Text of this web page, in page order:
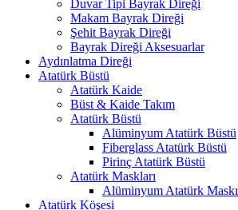
Duvar Tipi Bayrak Direği
Makam Bayrak Direği
Şehit Bayrak Direği
Bayrak Direği Aksesuarlar
Aydınlatma Direği
Atatürk Büstü
Atatürk Kaide
Büst & Kaide Takım
Atatürk Büstü
Alüminyum Atatürk Büstü
Fiberglass Atatürk Büstü
Pirinç Atatürk Büstü
Atatürk Maskları
Alüminyum Atatürk Maskı
Atatürk Köşesi